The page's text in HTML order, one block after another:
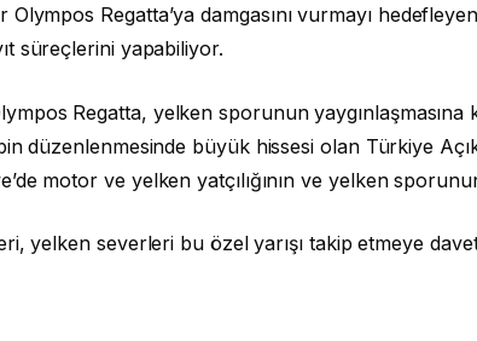
Olympos Regatta’ya damgasını vurmayı
süreçlerini yapabiliyor.
Regatta, yelken sporunun yaygınlaşmasına
düzenlenmesinde büyük hissesi olan Türkiye
motor ve yelken yatçılığının ve yelken
yelken severleri bu özel yarışı takip etmeye